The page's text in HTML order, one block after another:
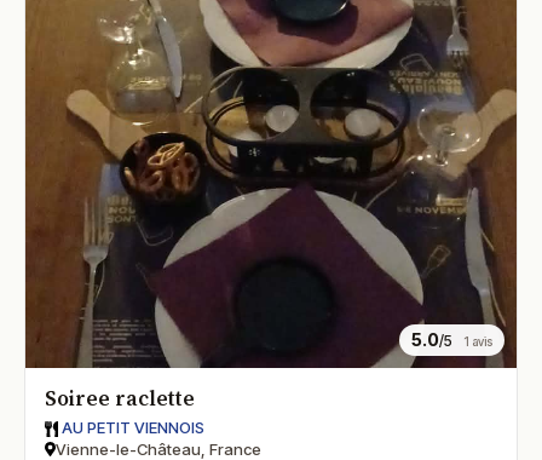
5.0/5 1 avis
Soiree raclette
AU PETIT VIENNOIS
Vienne-le-Château, France